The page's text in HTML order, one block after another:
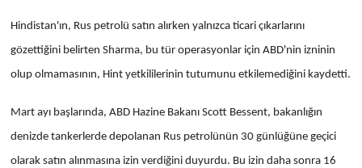
Hindistan'ın, Rus petrolü satın alırken yalnızca ticari çıkarlarını
gözettiğini belirten Sharma, bu tür operasyonlar için ABD'nin izninin
olup olmamasının, Hint yetkililerinin tutumunu etkilemediğini kaydetti.
Mart ayı başlarında, ABD Hazine Bakanı Scott Bessent, bakanlığın
denizde tankerlerde depolanan Rus petrolünün 30 günlüğüne geçici
olarak satın alınmasına izin verdiğini duyurdu. Bu izin daha sonra 16